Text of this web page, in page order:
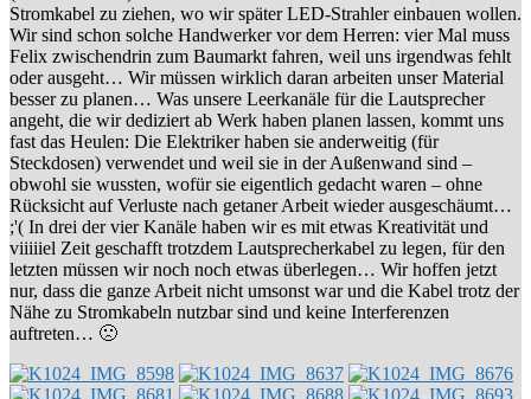
Stromkabel zu ziehen, wo wir später LED-Strahler einbauen wollen.
Wir sind schon solche Handwerker vor dem Herren: vier Mal muss
Felix zwischendrin zum Baumarkt fahren, weil uns irgendwas fehlt
oder ausgeht… Wir müssen wirklich daran arbeiten unser Material
besser zu planen… Was unsere Leerkanäle für die Lautsprecher
angeht, die wir dediziert ab Werk haben planen lassen, kommt uns
fast das Heulen: Die Elektriker haben sie anderweitig (für
Steckdosen) verwendet und weil sie in der Außenwand sind –
obwohl sie wussten, wofür sie eigentlich gedacht waren – ohne
Rücksicht auf Verluste nach getaner Arbeit wieder ausgeschäumt…
;'( In drei der vier Kanäle haben wir es mit etwas Kreativität und
viiiiiel Zeit geschafft trotzdem Lautsprecherkabel zu legen, für den
letzten müssen wir noch noch etwas überlegen… Wir hoffen jetzt
nur, dass die ganze Arbeit nicht umsonst war und die Kabel trotz der
Nähe zu Stromkabeln nutzbar sind und keine Interferenzen
auftreten… 🙁